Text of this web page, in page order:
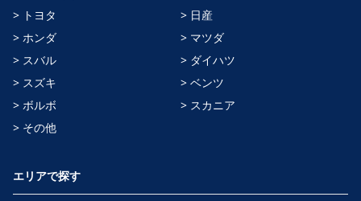
> トヨタ
> 日産
> ホンダ
> マツダ
> スバル
> ダイハツ
> スズキ
> ベンツ
> ボルボ
> スカニア
> その他
エリアで探す